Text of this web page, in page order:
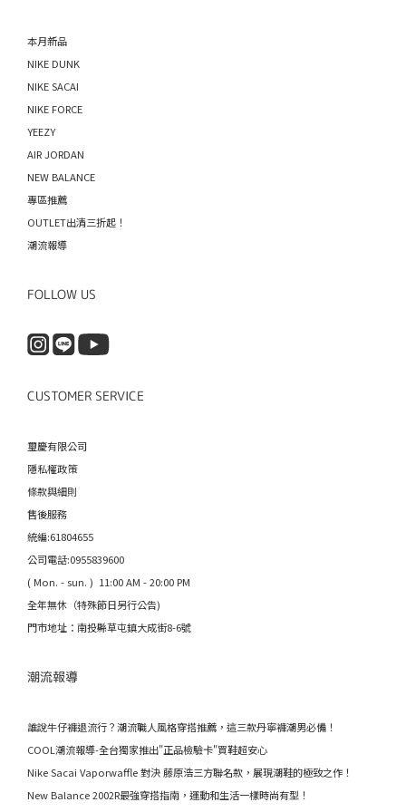
本月新品
NIKE DUNK
NIKE SACAI
NIKE FORCE
YEEZY
AIR JORDAN
NEW BALANCE
專區推薦
OUTLET出清三折起！
潮流報導
FOLLOW US
CUSTOMER SERVICE
璽慶有限公司
隱私權政策
條款與細則
售後服務
統編:61804655
公司電話:0955839600
( Mon. - sun. ) 11:00 AM - 20:00 PM
全年無休（特殊節日另行公告)
門市地址：南投縣草屯鎮大成街8-6號
潮流報導
誰說牛仔褲退流行？潮流職人風格穿搭推薦，這三款丹寧褲潮男必備！
COOL潮流報導-全台獨家推出"正品檢驗卡"買鞋超安心
Nike Sacai Vaporwaffle 對決 藤原浩三方聯名款，展現潮鞋的極致之作！
New Balance 2002R最強穿搭指南，運動和生活一樣時尚有型！